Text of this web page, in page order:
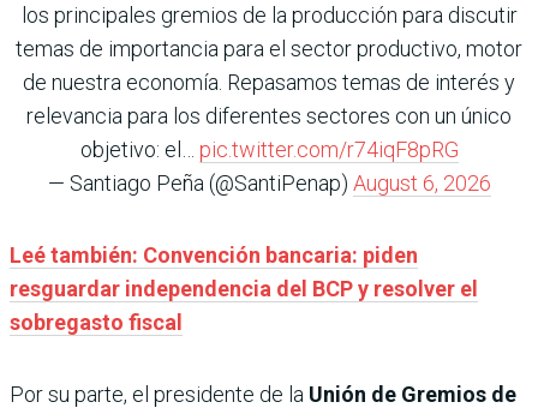
los principales gremios de la producción para discutir
temas de importancia para el sector productivo, motor
de nuestra economía. Repasamos temas de interés y
relevancia para los diferentes sectores con un único
objetivo: el… pic.twitter.com/r74iqF8pRG
— Santiago Peña (@SantiPenap) August 6, 2026
Leé también: Convención bancaria: piden
resguardar independencia del BCP y resolver el
sobregasto fiscal
Por su parte, el presidente de la Unión de Gremios de